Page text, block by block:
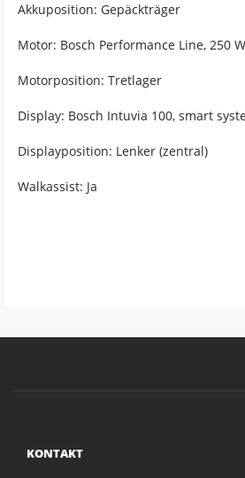
Akkuposition: Gepäckträger
Motor: Bosch Performance Line, 250
Motorposition: Tretlager
Display: Bosch Intuvia 100, smart
Displayposition: Lenker (zentral)
Walkassist: Ja
KONTAKT